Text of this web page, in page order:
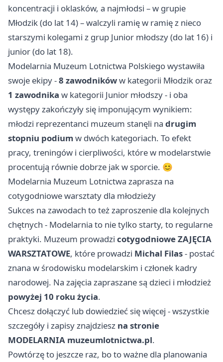
koncentracji i oklasków, a najmłodsi – w grupie
Młodzik (do lat 14) – walczyli ramię w ramię z nieco
starszymi kolegami z grup Junior młodszy (do lat 16) i
junior (do lat 18).
Modelarnia Muzeum Lotnictwa Polskiego wystawiła
swoje ekipy -8 zawodnikóww kategorii Młodzik oraz
1 zawodnika w kategorii Junior młodszy - i oba
występy zakończyły się imponującym wynikiem:
młodzi reprezentanci muzeum stanęli na drugim
stopniu podiumw dwóch kategoriach. To efekt
pracy, treningów i cierpliwości, które w modelarstwie
procentują równie dobrze jak w sporcie. 😊
Modelarnia Muzeum Lotnictwa zaprasza na
cotygodniowe warsztaty dla młodzieży
Sukces na zawodach to też zaproszenie dla kolejnych
chętnych - Modelarnia to nie tylko starty, to regularne
praktyki. Muzeum prowadzi cotygodniowe ZAJĘCIA
WARSZTATOWE, które prowadzi Michal Filas- postać
znana w środowisku modelarskim i członek kadry
narodowej. Na zajęcia zapraszane są dzieci i młodzież
powyżej 10 roku życia.
Chcesz dołączyć lub dowiedzieć się więcej - wszystkie
szczegóły i zapisy znajdziesz na stronie
MODELARNIA muzeumlotnictwa.pl.
Powtórzę to jeszcze raz, bo to ważne dla planowania